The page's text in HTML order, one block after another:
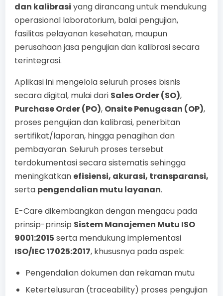
dan kalibrasi yang dirancang untuk mendukung
operasional laboratorium, balai pengujian,
fasilitas pelayanan kesehatan, maupun
perusahaan jasa pengujian dan kalibrasi secara
terintegrasi.
Aplikasi ini mengelola seluruh proses bisnis
secara digital, mulai dari Sales Order (SO),
Purchase Order (PO), Onsite Penugasan (OP),
proses pengujian dan kalibrasi, penerbitan
sertifikat/laporan, hingga penagihan dan
pembayaran. Seluruh proses tersebut
terdokumentasi secara sistematis sehingga
meningkatkan efisiensi, akurasi, transparansi,
serta pengendalian mutu layanan.
E-Care dikembangkan dengan mengacu pada
prinsip-prinsip Sistem Manajemen Mutu ISO
9001:2015 serta mendukung implementasi
ISO/IEC 17025:2017, khususnya pada aspek:
Pengendalian dokumen dan rekaman mutu
Ketertelusuran (traceability) proses pengujian